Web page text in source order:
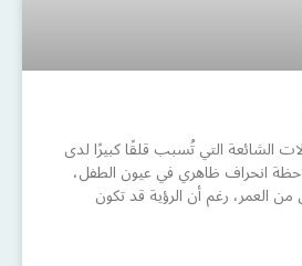
الشائعة التي تُسبب قلقًا كبيرًا لدى
انحراف ظاهري في عيون الطفل،
العمر، رغم أن الرؤية قد تكون